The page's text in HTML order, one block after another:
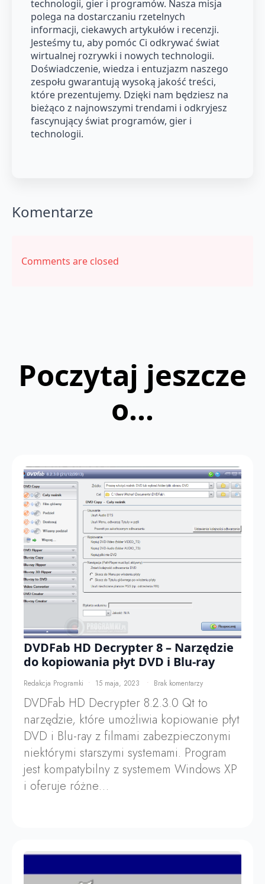
technologii, gier i programów. Nasza misja
polega na dostarczaniu rzetelnych
informacji, ciekawych artykułów i recenzji.
Jesteśmy tu, aby pomóc Ci odkrywać świat
wirtualnej rozrywki i nowych technologii.
Doświadczenie, wiedza i entuzjazm naszego
zespołu gwarantują wysoką jakość treści,
które prezentujemy. Dzięki nam będziesz na
bieżąco z najnowszymi trendami i odkryjesz
fascynujący świat programów, gier i
technologii.
Komentarze
Comments are closed
Poczytaj jeszcze
o...
DVDFab HD Decrypter 8 – Narzędzie
do kopiowania płyt DVD i Blu-ray
Redakcja Programki 15 maja, 2023 Brak komentarzy
DVDFab HD Decrypter 8.2.3.0 Qt to
narzędzie, które umożliwia kopiowanie płyt
DVD i Blu-ray z filmami zabezpieczonymi
niektórymi starszymi systemami. Program
jest kompatybilny z systemem Windows XP
i oferuje różne…